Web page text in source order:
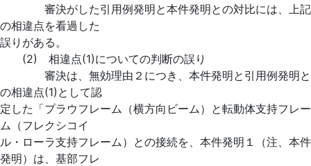
審決がした引用例発明と本件発明との対比には、上記
の相違点を看過した
誤りがある。
(2) 相違点(1)についての判断の誤り
審決は、無効理由２につき、本件発明と引用例発明と
の相違点(1)として認
定した「プラウフレーム（横方向ビーム）と転動体支持フレー
ム（フレクシコイ
ル・ローラ支持フレーム）との接続を、本件発明１（注、本件
発明）は、基部フレ